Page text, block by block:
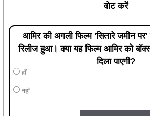
वोट करें
आमिर की अगली फिल्म 'सितारे जमीन पर'
रिलीज हुआ। क्या यह फिल्म आमिर को
दिला पाएगी?
हाँ
नहीं